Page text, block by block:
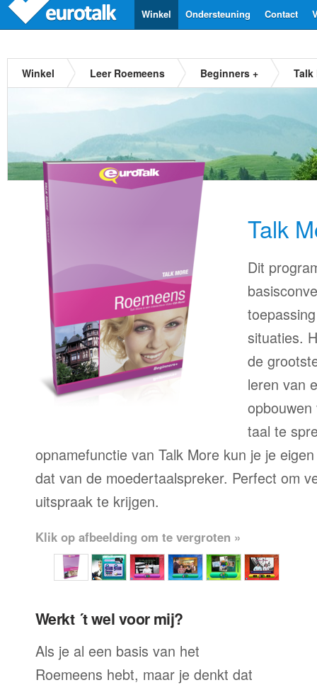
Contact
Ondersteuning
Winkel
Winkel Leer Roemeens Beginners + Talk
Talk
Dit
situaties.
de
leren van
taal te
opnamefunctie van Talk More kun je je
dat van de moedertaalspreker. Perfect om
uitspraak te krijgen.
Klik op afbeelding om te vergroten »
Werkt ´t wel voor mij?
Als je al een basis van het
Roemeens hebt, maar je denkt dat